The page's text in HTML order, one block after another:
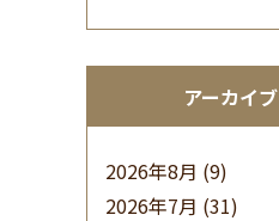
アーカイブ
2026年8月 (9)
2026年7月 (31)